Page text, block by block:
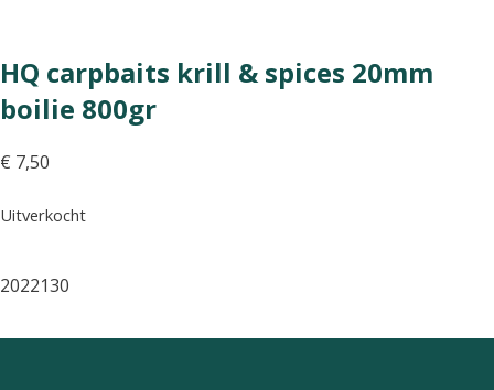
HQ carpbaits krill & spices 20mm
boilie 800gr
€ 7,50
Uitverkocht
2022130